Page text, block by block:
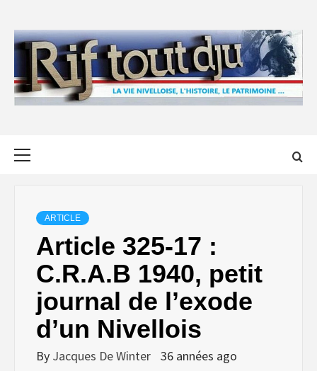
content
ARTICLE
Article 325-17 :
C.R.A.B 1940, petit
journal de l’exode
d’un Nivellois
By Jacques De Winter 36 années ago